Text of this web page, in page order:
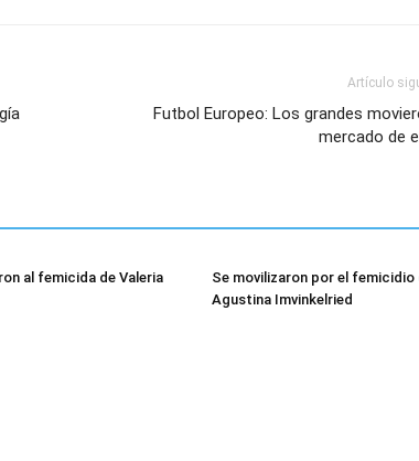
Artículo
Futbol Europeo: Los grandes
mercado de
al femicida de Valeria
Se movilizaron por el femicidio
Agustina Imvinkelried